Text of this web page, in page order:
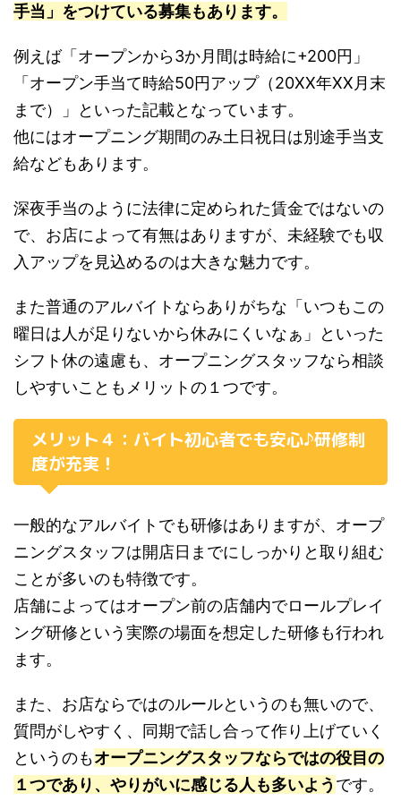
手当」をつけている募集もあります。
例えば「オープンから3か月間は時給に+200円」
「オープン手当て時給50円アップ（20XX年XX月末
まで）」といった記載となっています。
他にはオープニング期間のみ土日祝日は別途手当支
給などもあります。
深夜手当のように法律に定められた賃金ではないの
で、お店によって有無はありますが、未経験でも収
入アップを見込めるのは大きな魅力です。
また普通のアルバイトならありがちな「いつもこの
曜日は人が足りないから休みにくいなぁ」といった
シフト休の遠慮も、オープニングスタッフなら相談
しやすいこともメリットの１つです。
メリット４：バイト初心者でも安心♪研修制
度が充実！
一般的なアルバイトでも研修はありますが、オープ
ニングスタッフは開店日までにしっかりと取り組む
ことが多いのも特徴です。
店舗によってはオープン前の店舗内でロールプレイ
ング研修という実際の場面を想定した研修も行われ
ます。
また、お店ならではのルールというのも無いので、
質問がしやすく、同期で話し合って作り上げていく
というのもオープニングスタッフならではの役目の
１つであり、やりがいに感じる人も多いよう です。